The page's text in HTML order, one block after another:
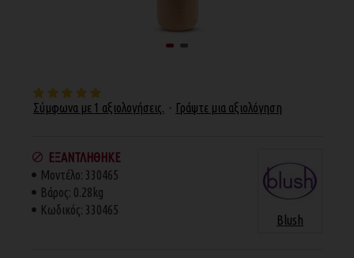
Σύμφωνα με 1 αξιολογήσεις. - Γράψτε μια αξιολόγηση
ΕΞΑΝΤΛΉΘΗΚΕ
Μοντέλο: 330465
Βάρος: 0.28kg
Κωδικός: 330465
Blush